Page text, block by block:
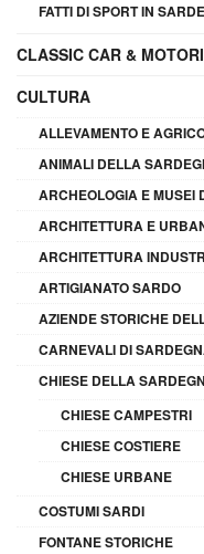
FATTI DI SPORT IN
CLASSIC CAR &
CULTURA
ALLEVAMENTO E
ANIMALI DELLA
ARCHEOLOGIA E MUSEI
ARCHITETTURA E
ARCHITETTURA
ARTIGIANATO SARDO
AZIENDE STORICHE
CARNEVALI DI
CHIESE DELLA
CHIESE CAMPESTRI
CHIESE COSTIERE
CHIESE URBANE
COSTUMI SARDI
FONTANE STORICHE